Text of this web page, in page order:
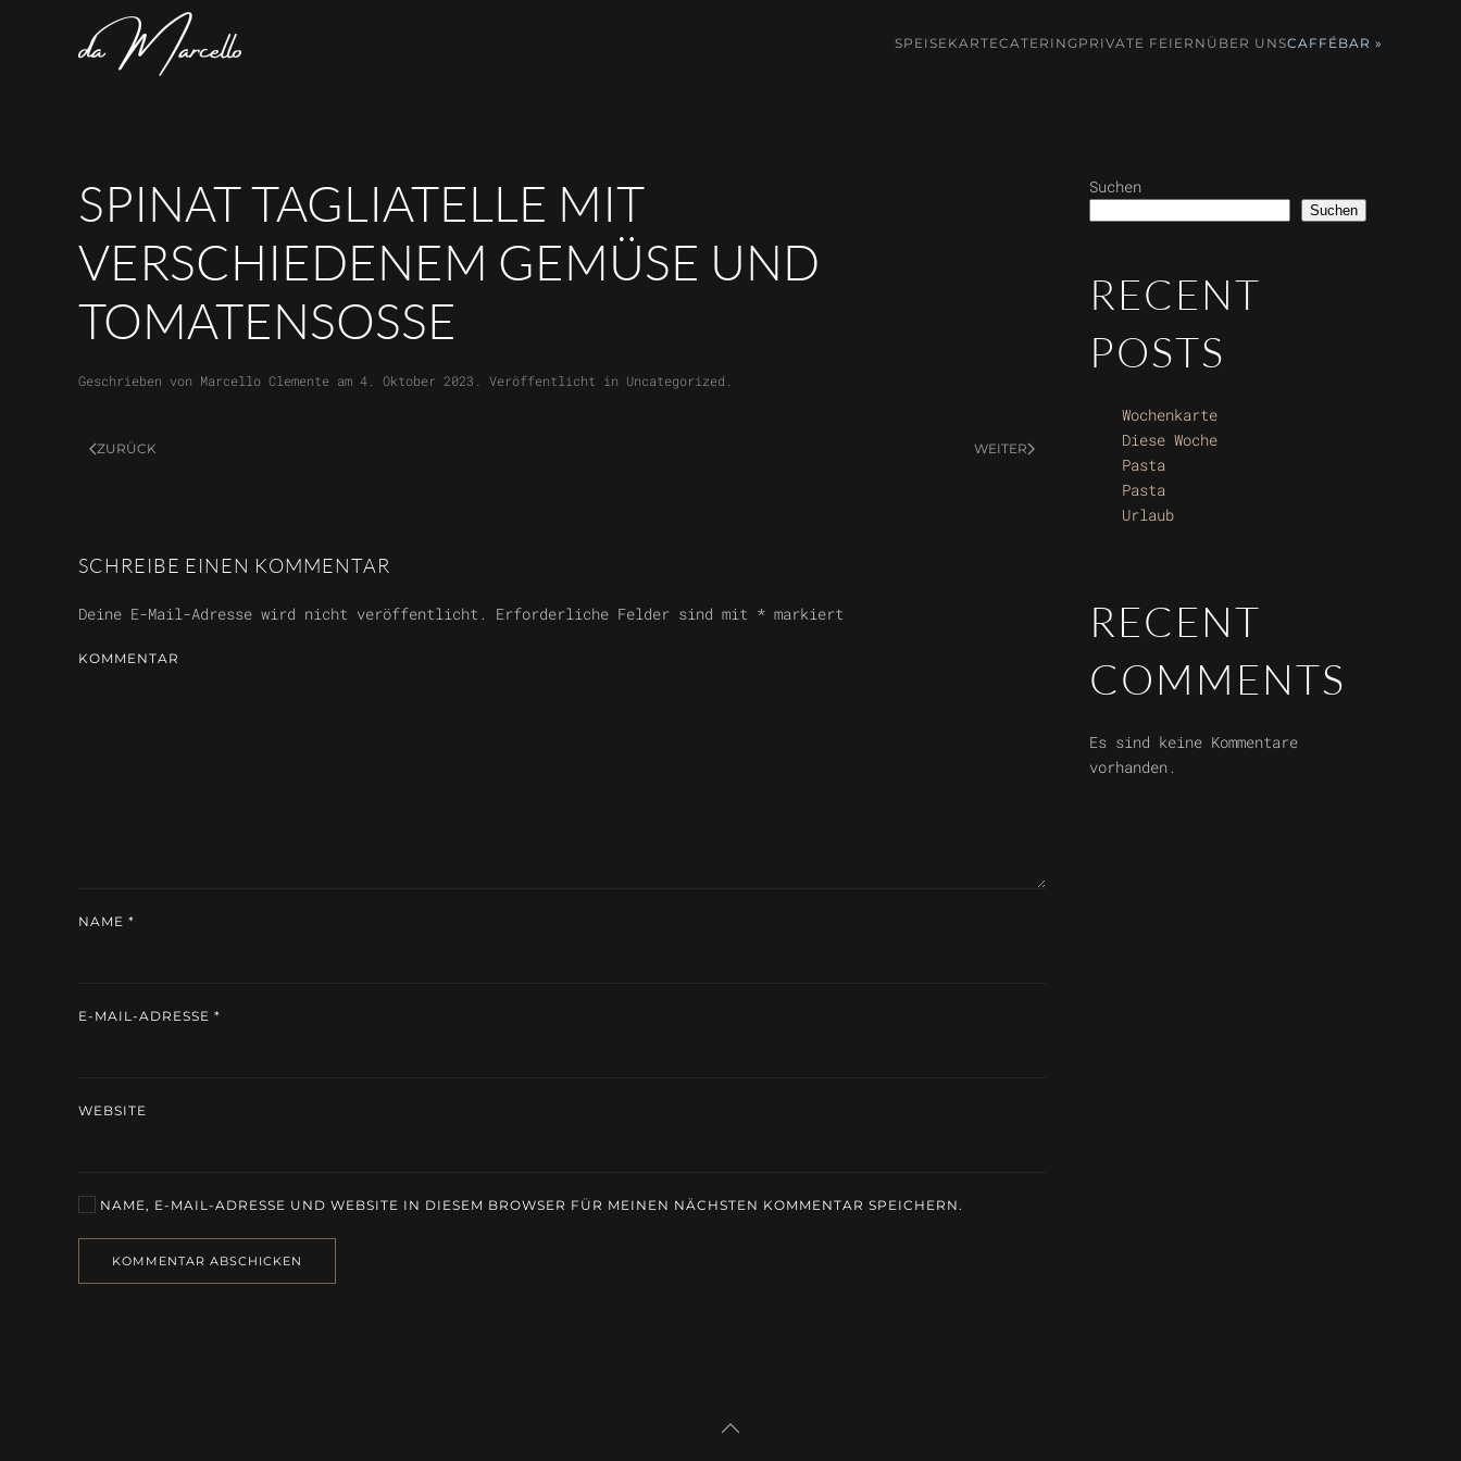
Skip to main content
SPEISEKARTECATERING PRIVATE FEIERN ÜBER UNSCAFFÉBAR »
SPINAT TAGLIATELLE MIT
VERSCHIEDENEM GEMÜSE UND
TOMATENSOSSE
Geschrieben von Marcello Clemente am 4. Oktober 2023 . Veröffentlicht in Uncategorized
ZURÜCK WEITER
SCHREIBE EINEN KOMMENTAR
Deine E-Mail-Adresse wird nicht veröffentlicht. Erforderliche Felder sind mit * markiert
KOMMENTAR
NAME *
E-MAIL-ADRESSE *
WEBSITE
NAME, E-MAIL-ADRESSE UND WEBSITE IN DIESEM BROWSER FÜR MEINEN NÄCHSTEN KOMMENTAR SPEICHERN.
KOMMENTAR ABSCHICKEN
Suchen
Suchen
RECENT
POSTS
Wochenkarte
Diese Woche
Pasta
Pasta
Urlaub
RECENT
COMMENTS
Es sind keine Kommentare
vorhanden.